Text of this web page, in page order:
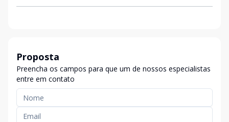
Proposta
Preencha os campos para que um de nossos especialistas
entre em contato